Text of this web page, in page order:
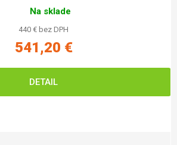
Na sklade
440 € bez DPH
541,20 €
DETAIL